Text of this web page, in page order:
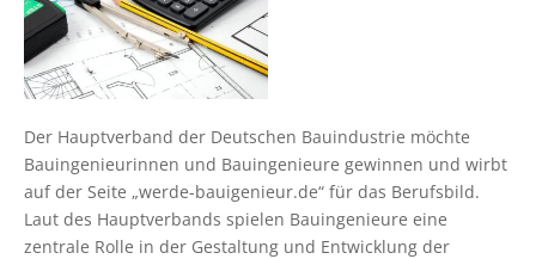
Der Hauptverband der Deutschen Bauindustrie möchte
Bauingenieurinnen und Bauingenieure gewinnen und wirbt
auf der Seite „werde-bauigenieur.de“ für das Berufsbild.
Laut des Hauptverbands spielen Bauingenieure eine
zentrale Rolle in der Gestaltung und Entwicklung der